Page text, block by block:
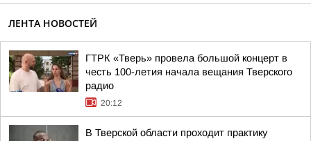
ЛЕНТА НОВОСТЕЙ
ГТРК «Тверь» провела большой концерт в
честь 100-летия начала вещания Тверского
радио
20:12
В Тверской области проходит практику